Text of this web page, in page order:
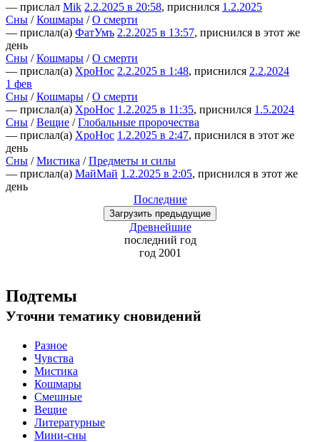
— прислал Mik 2.2.2025 в 20:58, приснился 1.2.2025
Сны /Кошмары /О смерти
— прислал(а) ФатУмъ 2.2.2025 в 13:57, приснился в этот же
день
Сны /Кошмары /О смерти
— прислал(а) ХроНос 2.2.2025 в 1:48, приснился 2.2.2024
1 фев
Сны /Кошмары /О смерти
— прислал(а) ХроНос 1.2.2025 в 11:35, приснился 1.5.2024
Сны /Вещие /Глобальные пророчества
— прислал(а) ХроНос 1.2.2025 в 2:47, приснился в этот же
день
Сны /Мистика /Предметы и силы
— прислал(а) МайМай 1.2.2025 в 2:05, приснился в этот же
день
Последние
Загрузить предыдущие
Древнейшие
последний год
год 2001
Подтемы
Уточни тематику сновидений
Разное
Чувства
Мистика
Кошмары
Смешные
Вещие
Литературные
Мини-сны